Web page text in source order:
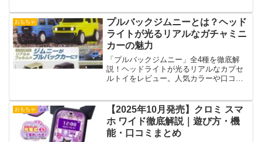
おもちゃ
プルバックジムニーとは？ヘッド
ライトが光るリアルなガチャミニ
カーの魅力
「プルバックジムニー」全4種を徹底解
説！ヘッドライトが光るリアルなカプセ
ルトイをレビュー。人気カラーや口コ
おもちゃ
【2025年10月発売】クロミ スマ
ホ ワイド徹底解説｜遊び方・機
能・口コミまとめ